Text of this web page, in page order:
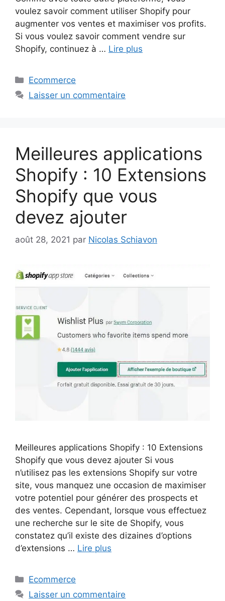
voulez savoir comment utiliser Shopify pour
augmenter vos ventes et maximiser vos profits.
Si vous voulez savoir comment vendre sur
Shopify, continuez à … Lire plus
Catégories
Ecommerce
Laisser un commentaire
Meilleures applications
Shopify : 10 Extensions
Shopify que vous
devez ajouter
août 28, 2021 par Nicolas Schiavon
Meilleures applications Shopify : 10 Extensions
Shopify que vous devez ajouter Si vous
n’utilisez pas les extensions Shopify sur votre
site, vous manquez une occasion de maximiser
votre potentiel pour générer des prospects et
des ventes. Cependant, lorsque vous effectuez
une recherche sur le site de Shopify, vous
constatez qu’il existe des dizaines d’options
d’extensions … Lire plus
Catégories
Ecommerce
Laisser un commentaire